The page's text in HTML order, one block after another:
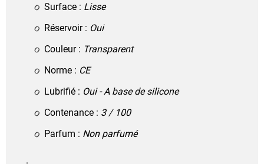
Surface : Lisse
Réservoir : Oui
Couleur : Transparent
Norme : CE
Lubrifié : Oui - A base de silicone
Contenance : 3 / 100
Parfum : Non parfumé